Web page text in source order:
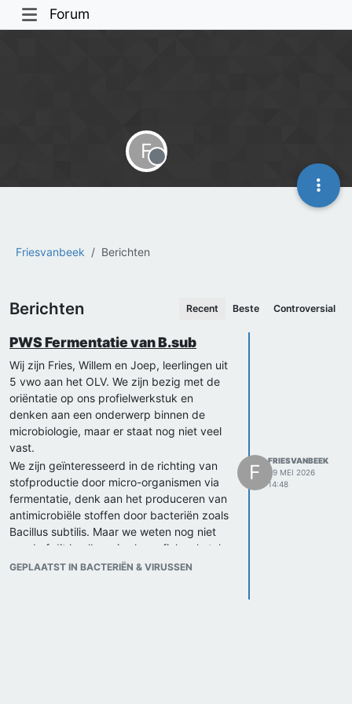
Forum
Friesvanbeek Berichten
F
Offline
Berichten Recent Beste Controversial
PWS Fermentatie van B.sub
Wij zijn Fries, Willem en Joep, leerlingen uit
5 vwo aan het OLV. We zijn bezig met de
oriëntatie op ons profielwerkstuk en
denken aan een onderwerp binnen de
microbiologie, maar er staat nog niet veel
vast.
We zijn geïnteresseerd in de richting van
stofproductie door micro-organismen via
fermentatie, denk aan het produceren van
antimicrobiële stoffen door bacteriën zoals
Bacillus subtilis. Maar we weten nog niet
goed of dit haalbaar is als profielwerkstuk,
en welke kant we het beste op kunnen
GEPLAATST IN BACTERIËN & VIRUSSEN
F
FRIESVANBEEK
29 MEI 2026
14:48